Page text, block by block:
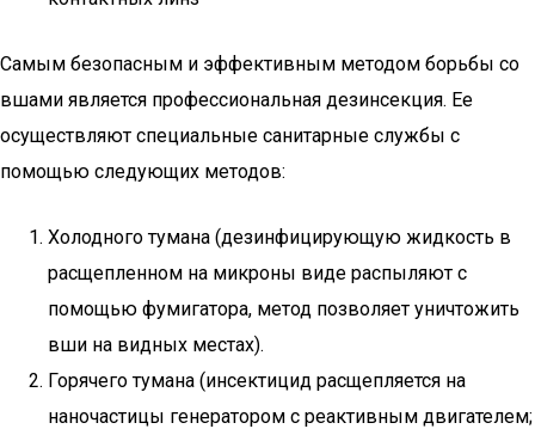
Самым безопасным и эффективным методом борьбы со
вшами является профессиональная дезинсекция. Ее
осуществляют специальные санитарные службы с
помощью следующих методов:
Холодного тумана (дезинфицирующую жидкость в
расщепленном на микроны виде распыляют с
помощью фумигатора, метод позволяет уничтожить
вши на видных местах).
Горячего тумана (инсектицид расщепляется на
наночастицы генератором с реактивным двигателем;